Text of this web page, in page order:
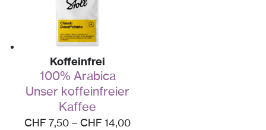
Koffeinfrei
100% Arabica
Unser koffeinfreier
Kaffee
CHF 7,50 –CHF 14,00